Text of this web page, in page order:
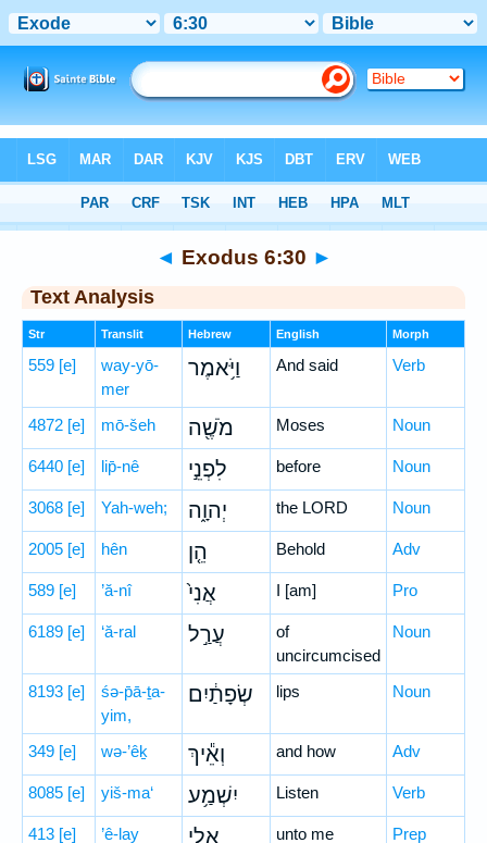
> Exodus 6:30
◄ Exodus 6:30 ►
Text Analysis
Str Translit Hebrew English Morph
559 [e]
way-yō-
mer
וַיֹּ֥אמֶר And said Verb
4872 [e] mō-šeh מֹשֶׁ֖ה Moses Noun
6440 [e] lip̄-nê לִפְנֵ֣י before Noun
3068 [e] Yah-weh; יְהוָ֑ה the LORD Noun
2005 [e] hên הֵ֤ן Behold Adv
589 [e] ’ă-nî אֲנִי֙ I [am] Pro
6189 [e] ‘ă-ral עֲרַ֣ל
of
uncircumcised
Noun
8193 [e]
śə-p̄ā-ṯa-
yim,
שְׂפָתַ֔יִם lips Noun
349 [e] wə-’êḵ וְאֵ֕יךְ and how Adv
8085 [e] yiš-ma‘ יִשְׁמַ֥ע Listen Verb
413 [e] ’ê-lay אֵלַ֖י unto me Prep